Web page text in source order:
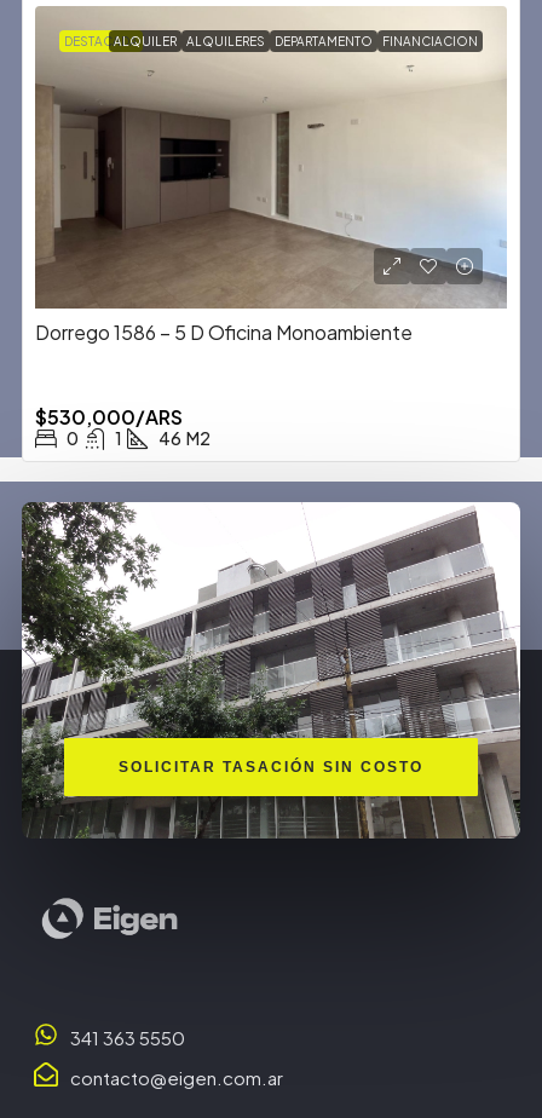
DESTACADAALQUILER ALQUILERES DEPARTAMENTO FINANCIACION
Dorrego 1586 – 5 D Oficina Monoambiente
$530,000/ARS
0 1 46 M2
SOLICITAR TASACIÓN SIN COSTO
341 363 5550
contacto@eigen.com.ar